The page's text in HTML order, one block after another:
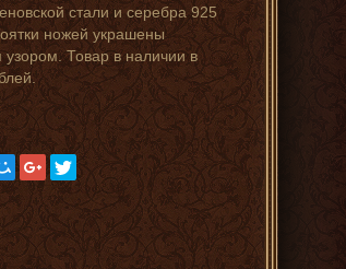
стали и серебра 925
ножей украшены
Товар в наличии в